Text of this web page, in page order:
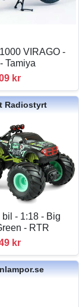
VIRAGO -
Tamiya
kr
Radiostyrt
- 1:18 - Big
- RTR
kr